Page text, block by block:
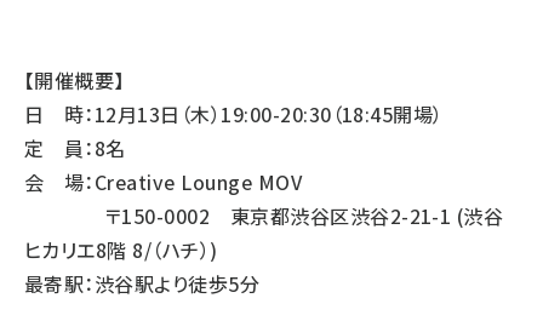
【開催概要】
日 時：12月13日（木）19:00-20:30（18:45開場）
定 員：8名
会 場：Creative Lounge MOV
〒150-0002 東京都渋谷区渋谷2-21-1 (渋谷
ヒカリエ8階 8/（ハチ）)
最寄駅：渋谷駅より徒歩5分